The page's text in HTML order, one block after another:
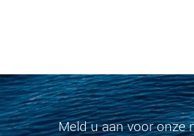
Meld u aan voor onze